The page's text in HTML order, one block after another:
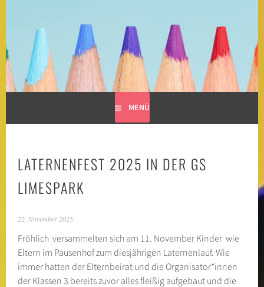
GRUNDSCHULE LIMESPARK
MENÜ
LATERNENFEST 2025 IN DER GS
LIMESPARK
22. November 2025
Fröhlich versammelten sich am 11. November Kinder wie
Eltern im Pausenhof zum diesjährigen Laternenlauf. Wie
immer hatten der Elternbeirat und die Organisator*innen
der Klassen 3 bereits zuvor alles fleißig aufgebaut und die